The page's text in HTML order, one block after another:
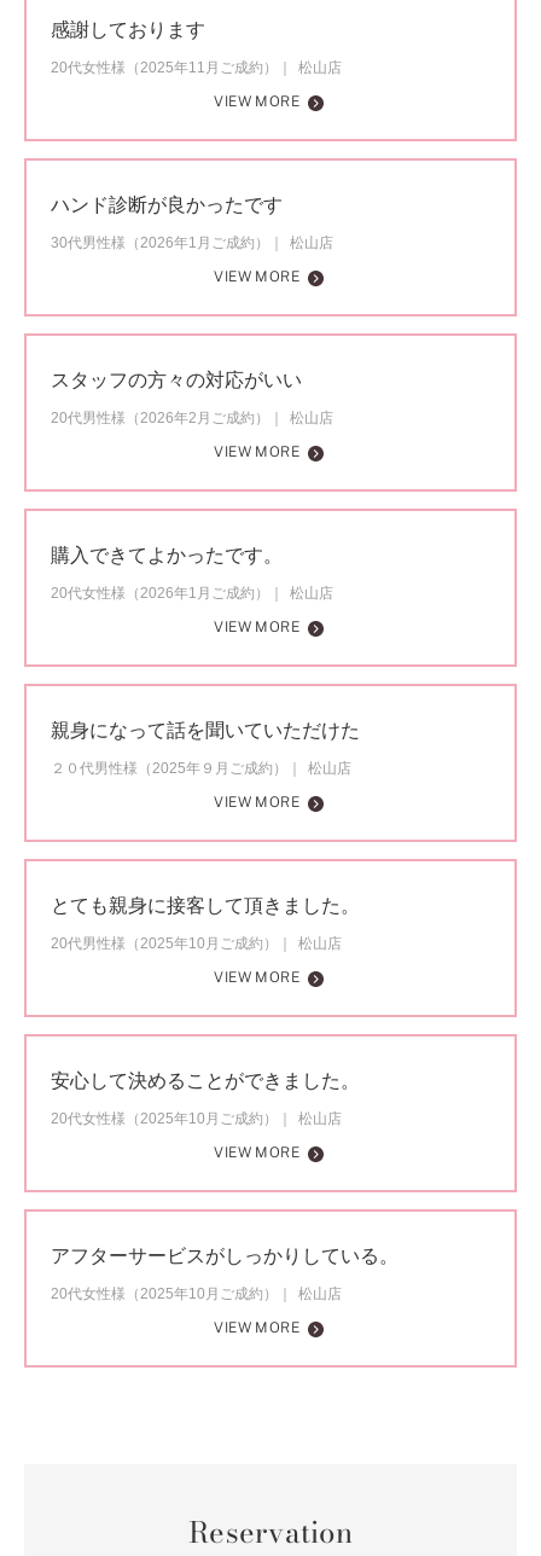
感謝しております
20代女性様（2025年11月ご成約）
松山店
VIEW MORE
ハンド診断が良かったです
30代男性様（2026年1月ご成約）
松山店
VIEW MORE
スタッフの方々の対応がいい
20代男性様（2026年2月ご成約）
松山店
VIEW MORE
購入できてよかったです。
20代女性様（2026年1月ご成約）
松山店
VIEW MORE
親身になって話を聞いていただけた
２０代男性様（2025年９月ご成約）
松山店
VIEW MORE
とても親身に接客して頂きました。
20代男性様（2025年10月ご成約）
松山店
VIEW MORE
安心して決めることができました。
20代女性様（2025年10月ご成約）
松山店
VIEW MORE
アフターサービスがしっかりしている。
20代女性様（2025年10月ご成約）
松山店
VIEW MORE
Reservation